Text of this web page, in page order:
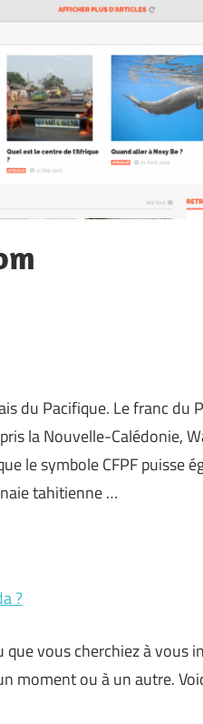
du Pacifique. Le franc du
la Nouvelle-Calédonie,
le symbole CFPF puisse
tahitienne …
?
vous cherchiez à vous
moment ou à un autre.